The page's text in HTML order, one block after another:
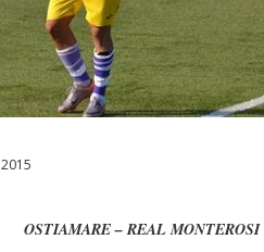
OSTIAMARE – REAL MONTEROSI